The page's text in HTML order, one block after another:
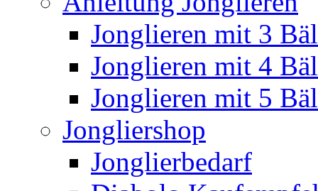
Jonglieren mit 3
Jonglieren mit 4
Jonglieren mit 5
Jongliershop
Jonglierbedarf